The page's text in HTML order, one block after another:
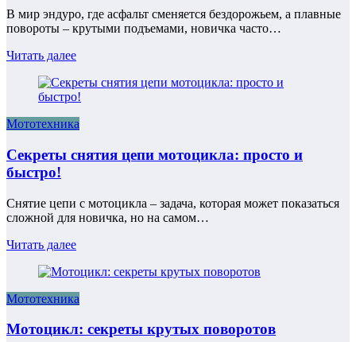
В мир эндуро, где асфальт сменяется бездорожьем, а плавные
повороты – крутыми подъемами, новичка часто…
Читать далее
Мототехника
Секреты снятия цепи мотоцикла: просто и
быстро!
Снятие цепи с мотоцикла – задача, которая может показаться
сложной для новичка, но на самом…
Читать далее
Мототехника
Мотоцикл: секреты крутых поворотов